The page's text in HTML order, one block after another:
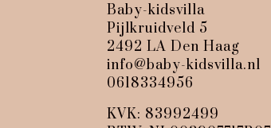
Baby-kidsvilla
Pijlkruidveld 5
2492 LA Den Haag
info@baby-kidsvilla.nl
0618334956
KVK: 83992499